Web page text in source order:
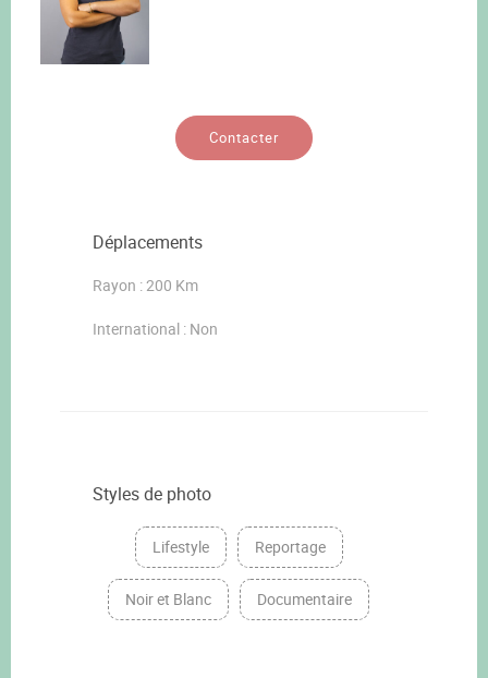
Contacter
Déplacements
Rayon : 200 Km
International : Non
Styles de photo
Lifestyle Reportage
Noir et Blanc Documentaire